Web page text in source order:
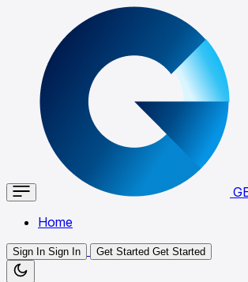
Home
Sign In Sign In Get Started Get Started